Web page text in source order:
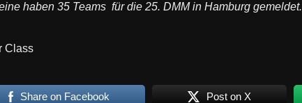
haben 35 Teams für die 25. DMM in Hamburg gemeldet.
Class
Share on Facebook Post on X